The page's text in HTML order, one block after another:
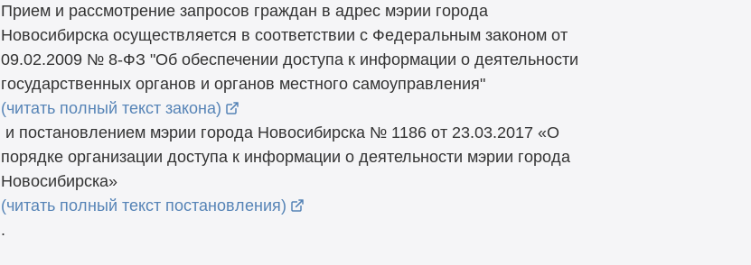
Прием и рассмотрение запросов граждан в адрес мэрии города
Новосибирска осуществляется в соответствии с Федеральным законом от
09.02.2009 № 8-ФЗ "Об обеспечении доступа к информации о деятельности
государственных органов и органов местного самоуправления"
(читать полный текст закона)
и постановлением мэрии города Новосибирска № 1186 от 23.03.2017 «О
порядке организации доступа к информации о деятельности мэрии города
Новосибирска»
(читать полный текст постановления)
.